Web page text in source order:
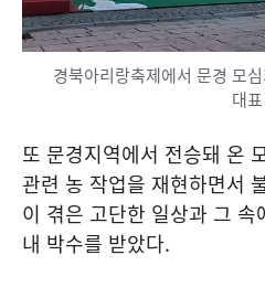
경북아리랑축제에서 문경 모
대표
또 문경지역에서 전승돼 온
관련 농 작업을 재현하면서
이 겪은 고단한 일상과 그
내 박수를 받았다.